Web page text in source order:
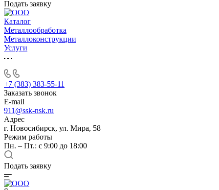
Подать заявку
Каталог
Металлообработка
Металлоконструкции
Услуги
+7 (383) 383-55-11
Заказать звонок
E-mail
911@ssk-nsk.ru
Адрес
г. Новосибирск, ул. Мира, 58
Режим работы
Пн. – Пт.: с 9:00 до 18:00
Подать заявку